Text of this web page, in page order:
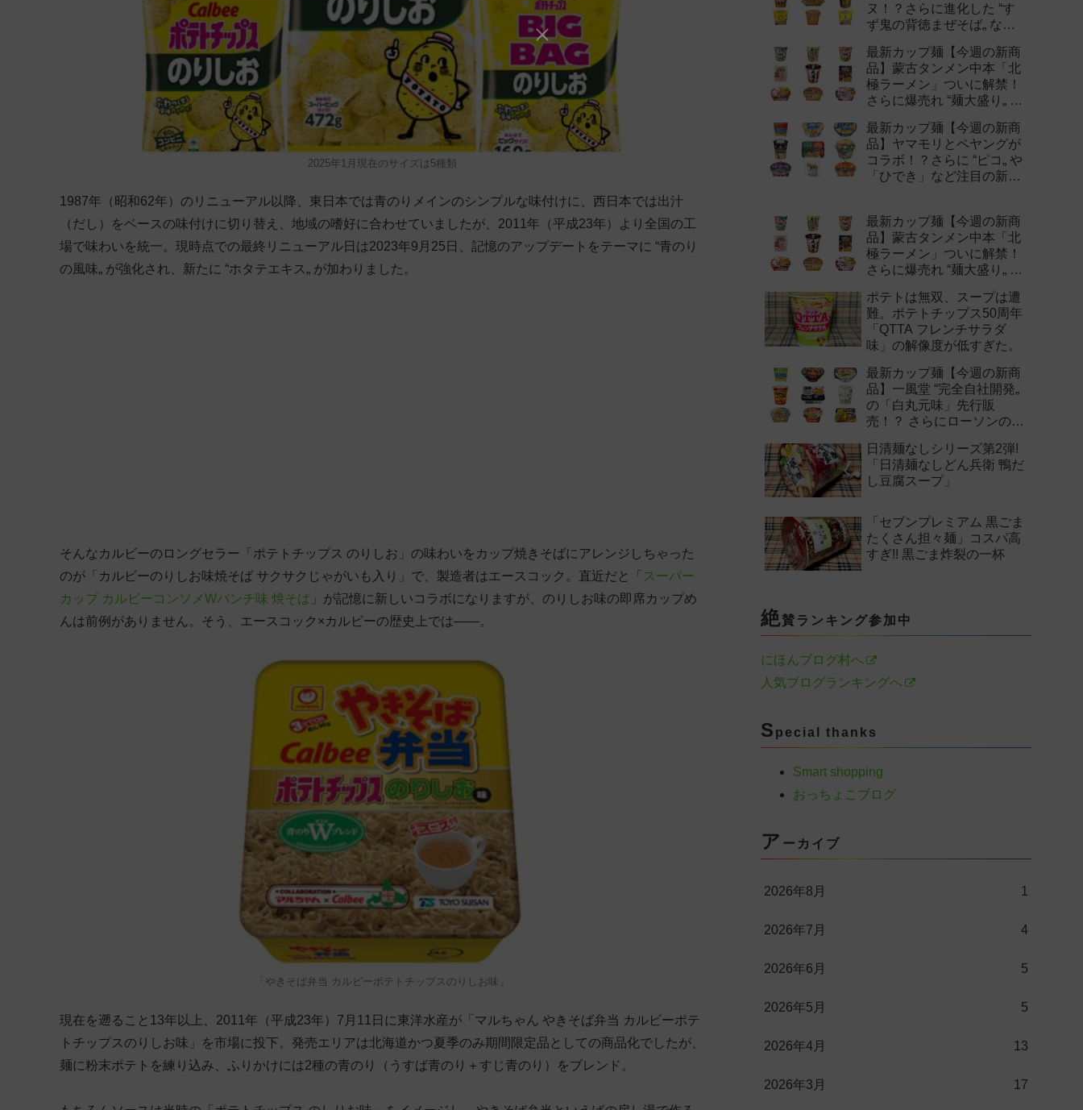
2025年1月現在のサイズは5種類
1987年（昭和62年）のリニューアル以降、東日本では青のりメインのシンプルな味付けに、西日本では出汁
（だし）をベースの味付けに切り替え、地域の嗜好に合わせていましたが、2011年（平成23年）より全国の工
場で味わいを統一。現時点での最終リニューアル日は2023年9月25日、記憶のアップデートをテーマに “青のり
の風味„ が強化され、新たに “ホタテエキス„ が加わりました。
そんなカルビーのロングセラー「ポテトチップス のりしお」の味わいをカップ焼きそばにアレンジしちゃった
のが「カルビーのりしお味焼そば サクサクじゃがいも入り」で、製造者はエースコック。直近だと「 スーパー
カップ カルビーコンソメWパンチ味 焼そば 」が記憶に新しいコラボになりますが、のりしお味の即席カップめ
んは前例がありません。そう、エースコック×カルビーの歴史上では——。
「やきそば弁当 カルビーポテトチップスのりしお味」
現在を遡ること13年以上、2011年（平成23年）7月11日に東洋水産が「マルちゃん やきそば弁当 カルビーポテ
トチップスのりしお味」を市場に投下。発売エリアは北海道かつ夏季のみ期間限定品としての商品化でしたが、
麺に粉末ポテトを練り込み、ふりかけには2種の青のり（うすば青のり＋すじ青のり）をブレンド。
ヌ！？さらに進化した “す
ず鬼の背徳まぜそば„ など
最新カップ麺【今週の新商
品】蒙古タンメン中本「北
極ラーメン」ついに解禁！
さらに爆売れ “麺大盛り„ シ
作まとめ！
最新カップ麺【今週の新商
品】ヤマモリとペヤングが
コラボ！？さらに “ピコ„ や
「ひでき」など注目の新作
最新カップ麺【今週の新商
品】蒙古タンメン中本「北
極ラーメン」ついに解禁！
さらに爆売れ “麺大盛り„ シ
作まとめ！
ポテトは無双、スープは遭
難。ポテトチップス50周年
「QTTA フレンチサラダ
味」の解像度が低すぎた。
最新カップ麺【今週の新商
品】一風堂 “完全自社開発„
の「白丸元味」先行販
売！？ さらにローソンの激
新作まとめ！
日清麺なしシリーズ第2弾!
「日清麺なしどん兵衛 鴨だ
し豆腐スープ」
「セブンプレミアム 黒ごま
たくさん担々麺」コスパ高
すぎ!! 黒ごま炸裂の一杯
絶賛ランキング参加中
にほんブログ村へ
人気ブログランキングへ
S pecial thanks
Smart shopping
おっちょこブログ
ア ーカイブ
2026年8月 1
2026年7月 4
2026年6月 5
2026年5月 5
2026年4月 13
2026年3月 17